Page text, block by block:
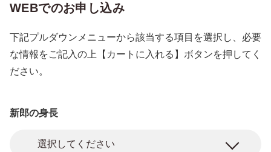
WEBでのお申し込み
下記プルダウンメニューから該当する項目を選択し、必要
な情報をご記入の上【カートに入れる】ボタンを押してく
ださい。
新郎の身長